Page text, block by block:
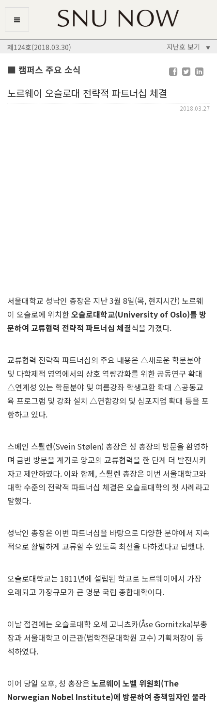
제124호(2018.03.30) 지난호 보기 ▼
■ 캠퍼스 주요 소식
노르웨이 오슬로대 전략적 파트너십 체결
2018.03.27
서울대학교 성낙인 총장은 지난 3월 8일(목, 현지시간) 노르웨
이 오슬로에 위치한오슬로대학교(University of Oslo)를 방
문하여 교류협력 전략적 파트너십 체결식을 가졌다.
교류협력 전략적 파트너십의 주요 내용은 △새로운 학문분야
및 다학제적 영역에서의 상호 역량강화를 위한 공동연구 확대
△연계성 있는 학문분야 및 여름강좌 학생교환 확대 △공동교
육 프로그램 및 강좌 설치 △연합강의 및 심포지엄 확대 등을 포
함하고 있다.
스베인 스퇼렌(Svein Stølen) 총장은 성 총장의 방문을 환영하
며 금번 방문을 계기로 양교의 교류협력을 한 단계 더 발전시키
자고 제안하였다. 이와 함께, 스퇼렌 총장은 이번 서울대학교와
대학 수준의 전략적 파트너십 체결은 오슬로대학의 첫 사례라고
말했다.
성낙인 총장은 이번 파트너십을 바탕으로 다양한 분야에서 지속
적으로 활발하게 교류할 수 있도록 최선을 다하겠다고 답했다.
오슬로대학교는 1811년에 설립된 학교로 노르웨이에서 가장
오래되고 가장규모가 큰 명문 국립 종합대학이다.
이날 접견에는 오슬로대학 오세 고니츠카(Åse Gornitzka)부총
장과 서울대학교 이근관(법학전문대학원 교수) 기획처장이 동
석하였다.
이어 당일 오후, 성 총장은 노르웨이 노벨 위원회(The
Norwegian Nobel Institute)에 방문하여 총책임자인 울라